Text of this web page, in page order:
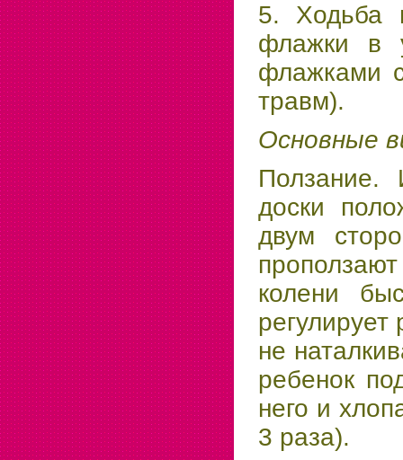
5. Ходьба
флажки в
флажками
травм).
Основные
Ползание.
доски
двум
колени
не
ребенок
него и
3 раза).